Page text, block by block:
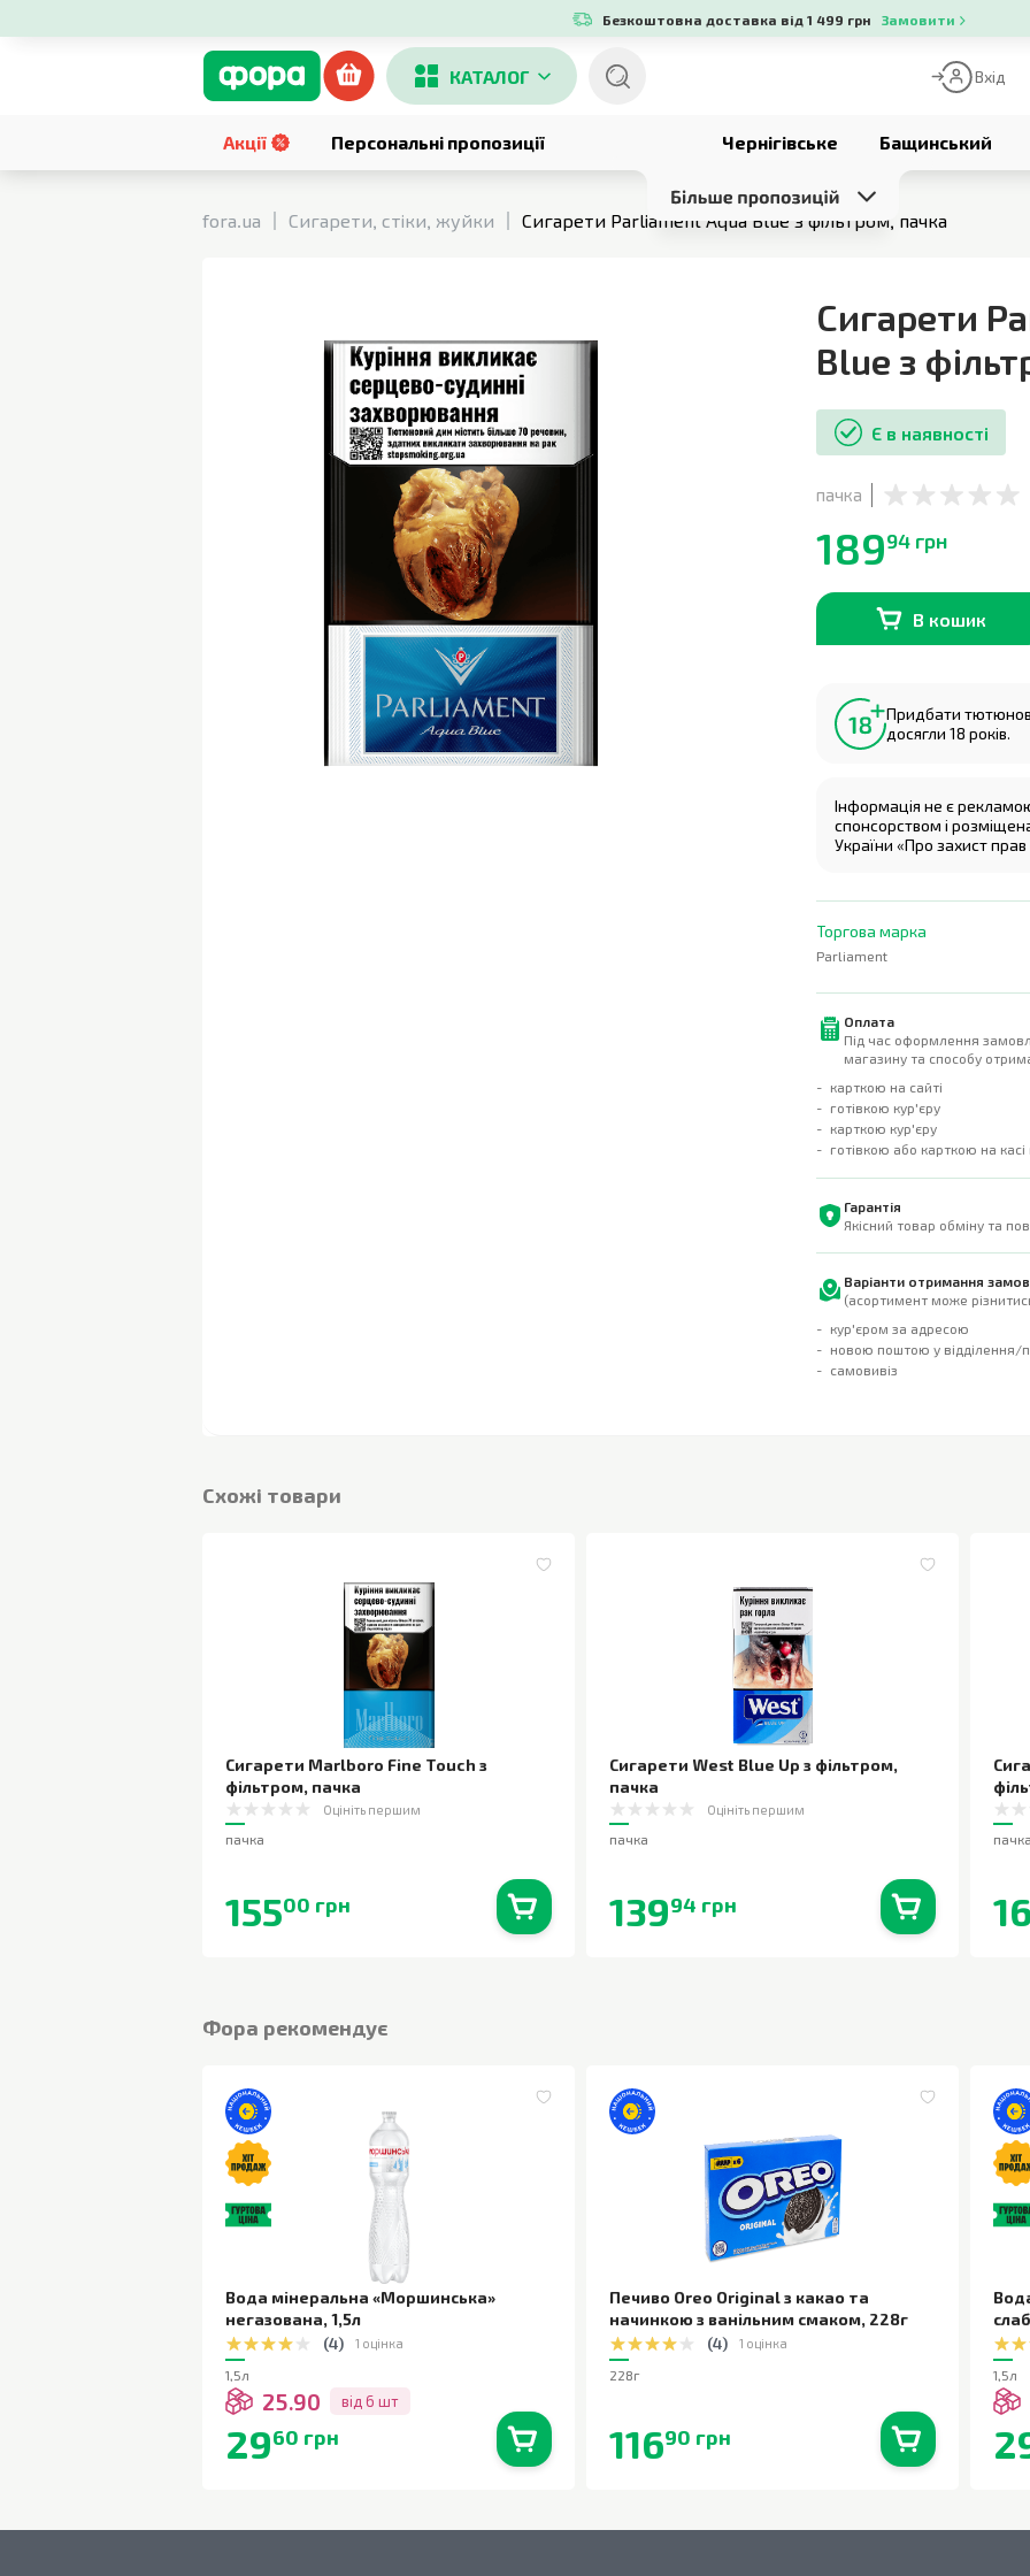
Безкоштовна доставка від 1 499 грн Замовити
КАТАЛОГ Вхід
Акції Персональні пропозиції Чернігівське Бащинський
fora.ua
Сигарети, стіки, жуйки Сигарети Parliament Aqua Blue з фільтром, пачка
Сигарети
Blue з
Є в наявності
пачка
18994 грн
В кошик
Придбати
досягли 18 років.
Інформація не є
спонсорством і
України «Про захист прав
Торгова марка
Parliament
Оплата
Під час оформлення
магазину та способу
карткою на сайті
готівкою кур'єру
карткою кур'єру
готівкою або карткою на
Гарантія
Якісний товар обміну та
Варіанти отримання
(асортимент може
кур'єром за адресою
новою поштою у відділення/
самовивіз
Cхожі товари
Сигарети Marlboro Fine Touch з
фільтром, пачка
Оцініть першим
пачка
15500 грн
Сигарети West Blue Up з фільтром,
пачка
Оцініть першим
пачка
13994 грн
пачка
Фора рекомендує
Вода мінеральна «Моршинська»
негазована, 1,5л
(4) 1 оцінка
1,5л
25.90 від 6 шт
2960 грн
Печиво Oreo Original з какао та
начинкою з ванільним смаком, 228г
(4) 1 оцінка
228г
11690 грн
1,5л